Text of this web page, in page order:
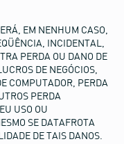
EM NENHUM CASO,
INCIDENTAL,
PERDA OU DANO DE
DE NEGÓCIOS,
COMPUTADOR, PERDA
PERDA
USO OU
SE DATAFROTA
DE TAIS DANOS.